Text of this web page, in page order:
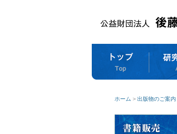
ホーム > 出版物のご案内